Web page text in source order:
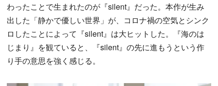
わったことで生まれたのが『silent』だった。本作が生み
出した「静かで優しい世界」が、コロナ禍の空気とシンク
ロしたことによって『silent』は大ヒットした。『海のは
じまり』を観ていると、『silent』の先に進もうという作
り手の意思を強く感じる。